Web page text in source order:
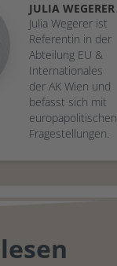
JULIA WEGERER
Julia Wegerer ist
Referentin in der
Abteilung EU &
Internationales
der AK Wien und
befasst sich mit
europapolitischen
Fragestellungen.